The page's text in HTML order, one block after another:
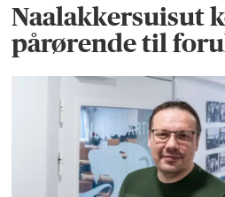
Naalakkersuisut
pårørende til